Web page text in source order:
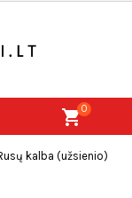
shopping_cart0
kalba (užsienio)